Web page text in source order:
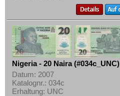
Nigeria - 20 Naira (#034c_UNC)
Datum: 2007
Katalognr.: 034c
Erhaltung: UNC